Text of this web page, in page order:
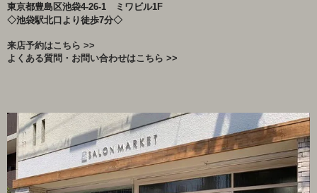
東京都豊島区池袋4-26-1 ミワビル1F
◇池袋駅北口より徒歩7分◇
来店予約はこちら >>
よくある質問・お問い合わせはこちら >>